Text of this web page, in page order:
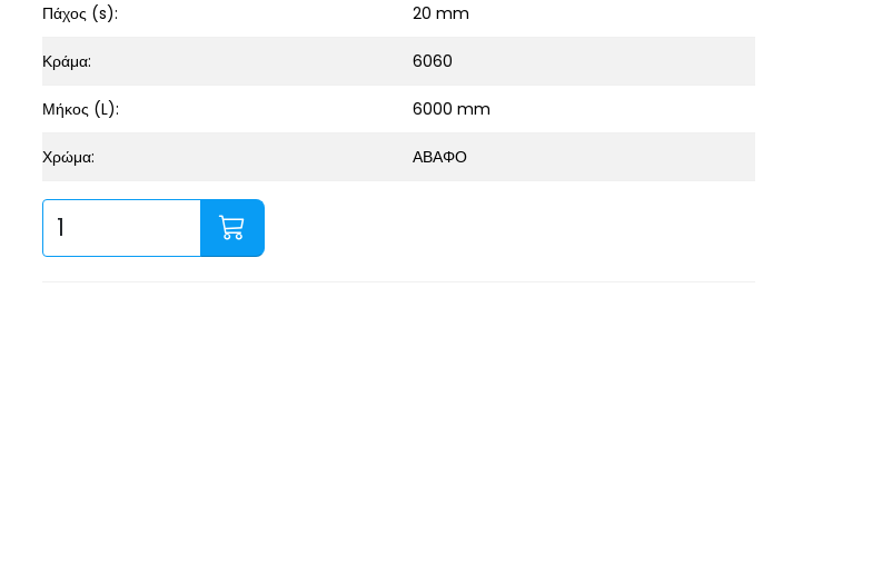
Πάχος (s): 20 mm
Κράμα: 6060
Μήκος (L): 6000 mm
Χρώμα: ΑΒΑΦΟ